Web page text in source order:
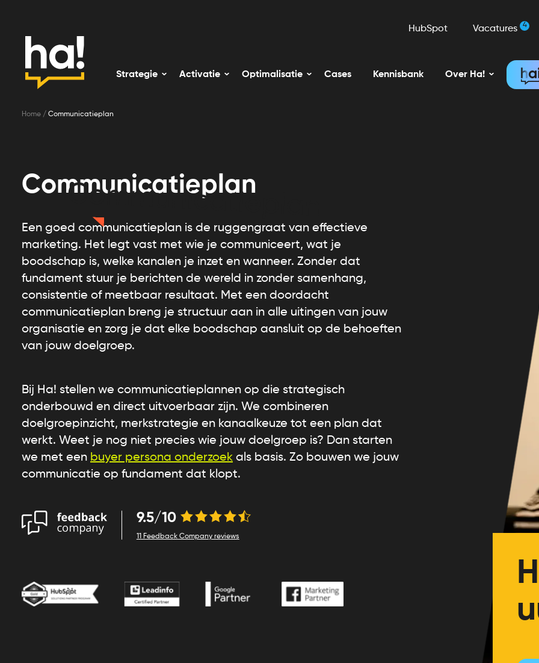
HubSpot Vacatures 4
Strategie Activatie Optimalisatie Cases Kennisbank Over Ha!
Home / Communicatieplan
Communicatieplan
Communicatieplan
Een goed communicatieplan is de ruggengraat van effectieve
marketing. Het legt vast met wie je communiceert, wat je
boodschap is, welke kanalen je inzet en wanneer. Zonder dat
fundament stuur je berichten de wereld in zonder samenhang,
consistentie of meetbaar resultaat. Met een doordacht
communicatieplan breng je structuur aan in alle uitingen van jouw
organisatie en zorg je dat elke boodschap aansluit op de behoeften
van jouw doelgroep.
Bij Ha! stellen we communicatieplannen op die strategisch
onderbouwd en direct uitvoerbaar zijn. We combineren
doelgroepinzicht, merkstrategie en kanaalkeuze tot een plan dat
werkt. Weet je nog niet precies wie jouw doelgroep is? Dan starten
we met een buyer persona onderzoek als basis. Zo bouwen we jouw
communicatie op fundament dat klopt.
9.5/10
11 Feedback Company reviews